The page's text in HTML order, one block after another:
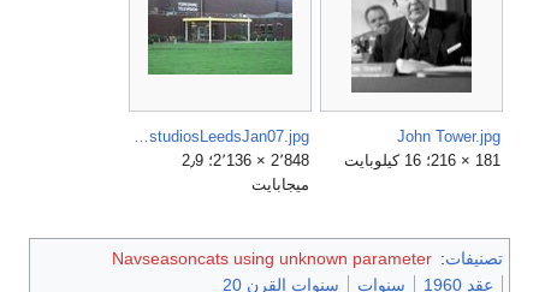
John Tower.jpg
181 × 216؛ 16 كيلوبايت
2٬848 × 2٬136؛ 2٫9
ميجابايت
تصنيفات:
Navseasoncats using unknown parameter
عقد 1960
سنوات سنوات القرن 20